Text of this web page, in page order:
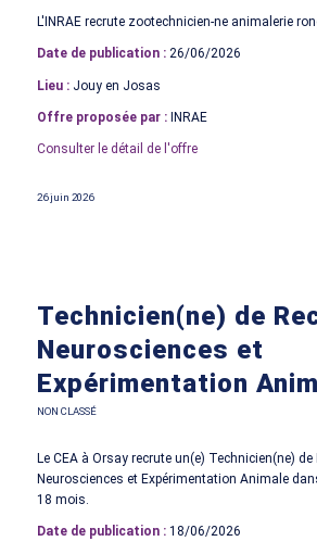
L'INRAE recrute zootechnicien-ne animalerie
Date de publication :26/06/2026
Lieu :Jouy en Josas
Offre proposée par :INRAE
Consulter le détail de l'offre
26 juin 2026
Technicien(ne) de
Neurosciences et
Expérimentation
NON CLASSÉ
Le CEA à Orsay recrute un(e) Technicien(ne) de
Neurosciences et Expérimentation Animale
18 mois.
Date de publication :18/06/2026